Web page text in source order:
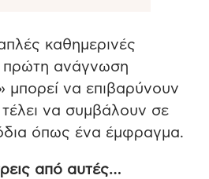
καθημερινές
πρώτη ανάγνωση
μπορεί να επιβαρύνουν
να συμβάλουν σε
όπως ένα έμφραγμα.
από αυτές…